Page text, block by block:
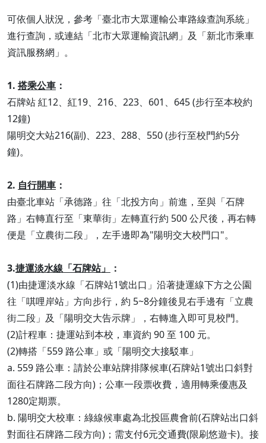
可依個人狀況，參考「臺北市大眾運輸公車路線查詢系統」
進行查詢，或連結「北市大眾運輸資訊網」及「新北市乘車
資訊服務網」。
1. 搭乘公車 ：
石牌站 紅12、紅19、216、223、601、645 (步行至本校約
12鐘)
陽明交大站216(副)、223、288、550 (步行至校門約5分
鐘)。
2. 自行開車 ：
由臺北車站「承德路」往「北投方向」前進，至與「石牌
路」右轉直行至「東華街」左轉直行約 500 公尺後，再右轉
便是「立農街二段」，左手邊即為"陽明交大校門口"。
3.捷運淡水線「石牌站」
：
(1)由捷運淡水線「石牌站1號出口」沿著捷運線下方之公園
往「唭哩岸站」方向步行，約 5~8分鐘後見右手邊有「立農
街二段」及「陽明交大告示牌」，右轉進入即可見校門。
(2)計程車：捷運站到本校，車資約 90 至 100 元。
(2)轉搭「559 路公車」或「陽明交大接駁車」
a. 559 路公車：請於公車站牌排隊候車(石牌站1號出口斜對
面往石牌路二段方向)；公車一段票收費，適用轉乘優惠及
1280定期票。
b. 陽明交大校車：綠線候車處為北投區農會前(石牌站出口斜
對面往石牌路二段方向)；需支付6元交通費(限刷悠遊卡)。接